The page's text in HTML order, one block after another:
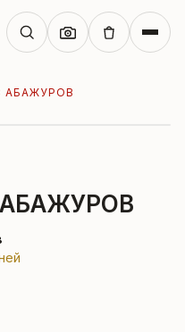
АБАЖУРОВ
АБАЖУРОВ